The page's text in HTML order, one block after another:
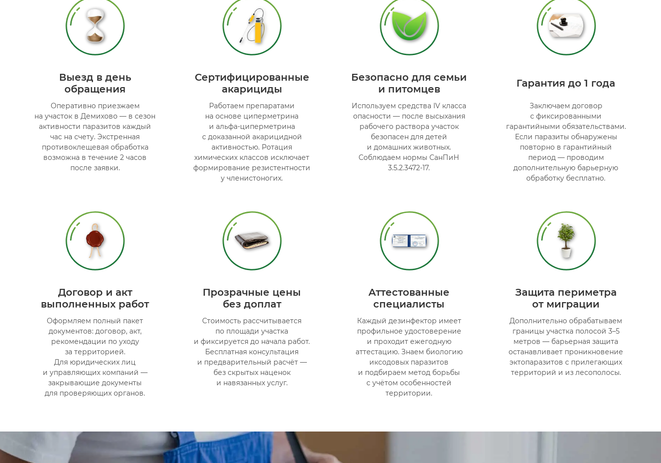
Выезд в день
обращения
Оперативно приезжаем
на участок в Демихово — в сезон
активности паразитов каждый
час на счету. Экстренная
противоклещевая обработка
возможна в течение 2 часов
после заявки.
Сертифицированные
акарициды
Работаем препаратами
на основе циперметрина
и альфа-циперметрина
с доказанной акарицидной
активностью. Ротация
химических классов исключает
формирование резистентности
у членистоногих.
Безопасно для семьи
и питомцев
Используем средства IV класса
опасности — после высыхания
рабочего раствора участок
безопасен для детей
и домашних животных.
Соблюдаем нормы СанПиН
3.5.2.3472-17.
Гарантия до 1 года
Заключаем договор
с фиксированными
гарантийными обязательствами.
Если паразиты обнаружены
повторно в гарантийный
период — проводим
дополнительную барьерную
обработку бесплатно.
Договор и акт
выполненных работ
Оформляем полный пакет
документов: договор, акт,
рекомендации по уходу
за территорией.
Для юридических лиц
и управляющих компаний —
закрывающие документы
для проверяющих органов.
Прозрачные цены
без доплат
Стоимость рассчитывается
по площади участка
и фиксируется до начала работ.
Бесплатная консультация
и предварительный расчёт —
без скрытых наценок
и навязанных услуг.
Аттестованные
специалисты
Каждый дезинфектор имеет
профильное удостоверение
и проходит ежегодную
аттестацию. Знаем биологию
иксодовых паразитов
и подбираем метод борьбы
с учётом особенностей
территории.
Защита периметра
от миграции
Дополнительно обрабатываем
границы участка полосой 3–5
метров — барьерная защита
останавливает проникновение
эктопаразитов с прилегающих
территорий и из лесополосы.